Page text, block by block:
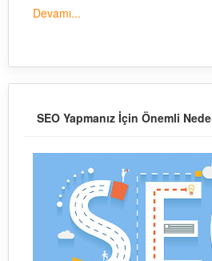
Devamı...
SEO Yapmanız İçin Önemli